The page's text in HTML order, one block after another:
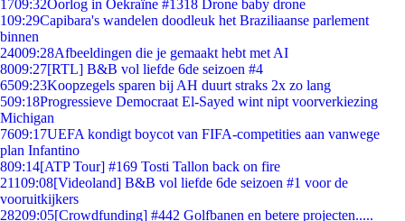
1709:32Oorlog in Oekraïne #1318 Drone baby drone
109:29Capibara's wandelen doodleuk het Braziliaanse parlement
binnen
24009:28Afbeeldingen die je gemaakt hebt met AI
8009:27[RTL] B&B vol liefde 6de seizoen #4
6509:23Koopzegels sparen bij AH duurt straks 2x zo lang
509:18Progressieve Democraat El-Sayed wint nipt voorverkiezing
Michigan
7609:17UEFA kondigt boycot van FIFA-competities aan vanwege
plan Infantino
809:14[ATP Tour] #169 Tosti Tallon back on fire
21109:08[Videoland] B&B vol liefde 6de seizoen #1 voor de
vooruitkijkers
28209:05[Crowdfunding] #442 Golfbanen en betere projecten.....